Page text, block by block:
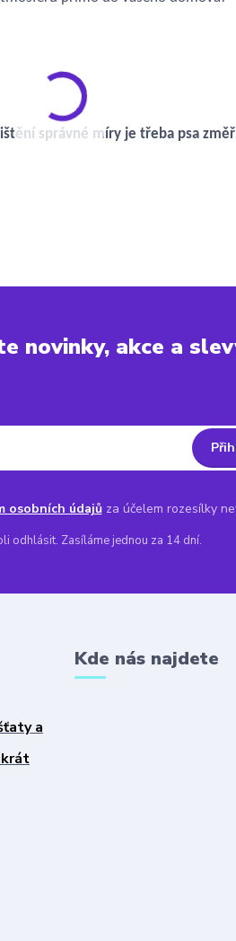
správné míry je třeba psa
novinky, akce a
osobních údajůza účelem rozesílky
odhlásit. Zasíláme jednou za 14 dní.
a
Kde nás najdete